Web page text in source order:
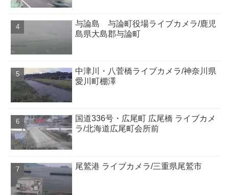
与論島 与論町役場ライブカメラ/鹿児
島県大島郡与論町
中津川・八菅橋ライブカメラ/神奈川県
愛川町棚澤
国道336号・広尾町 広尾橋 ライブカメ
ラ/北海道広尾町会所前
尾鷲港 ライブカメラ/三重県尾鷲市